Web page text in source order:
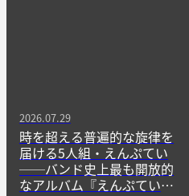
2026.07.29
時を超える普遍的な旋律を
届ける5人組・えんぷてい
──バンド史上最も開放的
なアルバム『えんぷてい』